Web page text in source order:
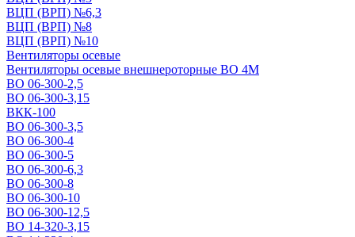
ВЦП (ВРП) №6,3
ВЦП (ВРП) №8
ВЦП (ВРП) №10
Вентиляторы осевые
Вентиляторы осевые внешнероторные ВО 4М
ВО 06-300-2,5
ВО 06-300-3,15
ВКК-100
ВО 06-300-3,5
ВО 06-300-4
ВО 06-300-5
ВО 06-300-6,3
ВО 06-300-8
ВО 06-300-10
ВО 06-300-12,5
ВО 14-320-3,15